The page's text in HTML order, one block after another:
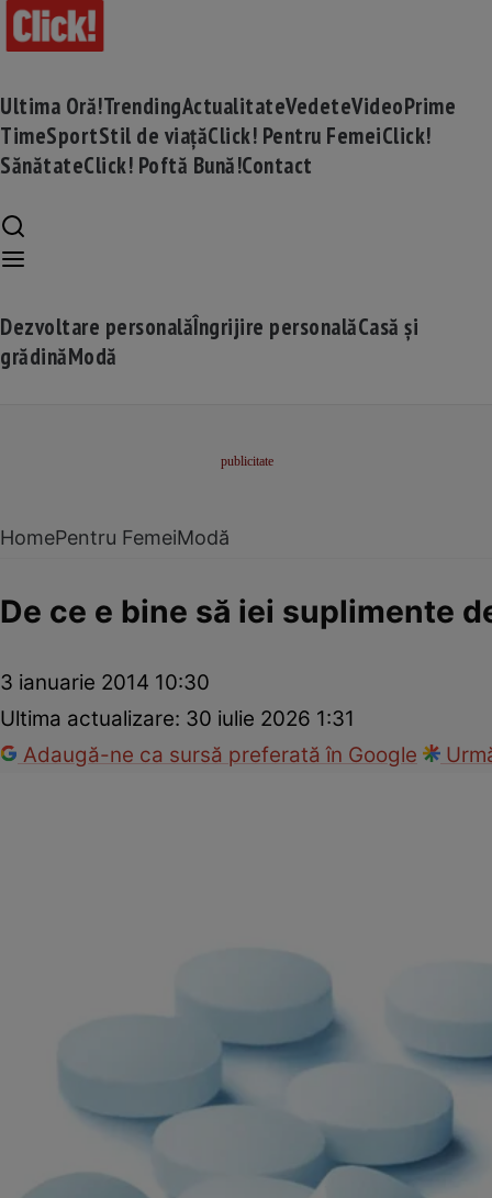
Ultima Oră!TrendingActualitateVedeteVideoPrime
TimeSportStil de viațăClick! Pentru FemeiClick!
SănătateClick! Poftă Bună!Contact
Dezvoltare personalăÎngrijire personalăCasă și
grădinăModă
HomePentru FemeiModă
De ce e bine să iei suplimente
3 ianuarie 2014 10:30
Ultima actualizare: 30 iulie 2026 1:31
Adaugă-ne ca sursă preferată în Google